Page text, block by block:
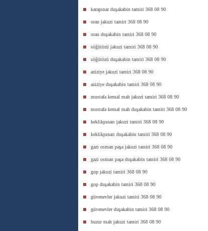
karapınar duşakabin tamiri 368 08 90
oran jakuzi tamiri 368 08 90
oran duşakabin tamiri 368 08 90
söğütözü jakuzi tamiri 368 08 90
söğütözü duşakabin tamiri 368 08 90
aziziye jakuzi tamiri 368 08 90
aziziye duşakabin tamiri 368 08 90
mustafa kemal mah jakuzi tamiri 368 08 90
mustafa kemal mah duşakabin tamiri 368 08 90
keklikpınarı jakuzi tamiri 368 08 90
keklikpınarı duşakabin tamiri 368 08 90
gazi osman paşa jakuzi tamiri 368 08 90
gazi osman paşa duşakabin tamiri 368 08 90
gop jakuzi tamiri 368 08 90
gop duşakabin tamiri 368 08 90
güvenevler jakuzi tamiri 368 08 90
güvenevler duşakabin tamiri 368 08 90
huzur mah jakuzi tamiri 368 08 90